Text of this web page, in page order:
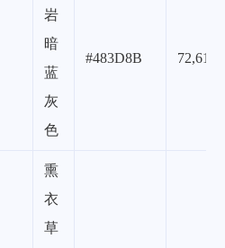
岩
暗
蓝
灰
色
#483D8B
熏
衣
草